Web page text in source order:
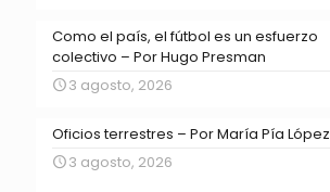
Como el país, el fútbol es un esfuerzo
colectivo – Por Hugo Presman
3 agosto, 2026
Oficios terrestres – Por María Pía López
3 agosto, 2026